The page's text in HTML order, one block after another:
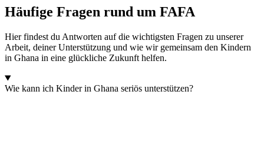
Häufige Fragen rund um FAFA
Hier findest du Antworten auf die wichtigsten Fragen zu unserer
Arbeit, deiner Unterstützung und wie wir gemeinsam den Kindern
in Ghana in eine glückliche Zukunft helfen.
Wie kann ich Kinder in Ghana seriös unterstützen?